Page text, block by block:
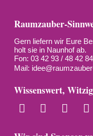
Raumzauber-
Gern liefern wir Eure
holt sie in Naunhof ab.
Fon: 03 42 93 / 48 42 84
Mail:
Wissenswert,